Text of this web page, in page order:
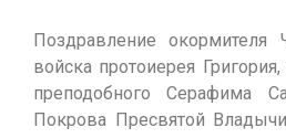
Поздравление окормителя
войска протоиерея
преподобного Серафима
Покрова Пресвятой